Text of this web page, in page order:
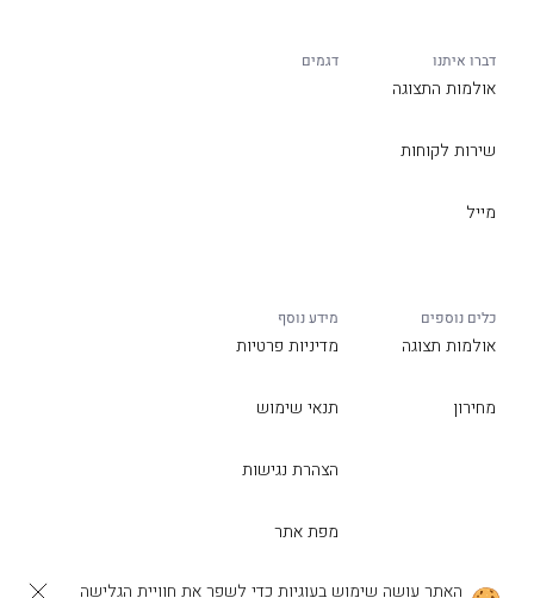
דברו איתנו
אולמות התצוגה
שירות לקוחות
מייל
דגמים
כלים נוספים
אולמות תצוגה
מחירון
מידע נוסף
מדיניות פרטיות
תנאי שימוש
הצהרת נגישות
מפת אתר
האתר עושה שימוש בעוגיות כדי לשפר את חוויית הגלישה